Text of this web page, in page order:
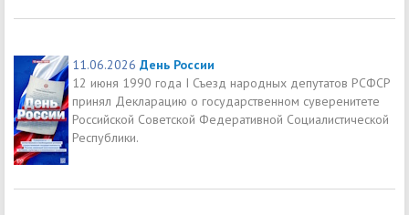
11.06.2026 День России
12 июня 1990 года I Съезд народных депутатов РСФСР
принял Декларацию о государственном суверенитете
Российской Советской Федеративной Социалистической
Республики.